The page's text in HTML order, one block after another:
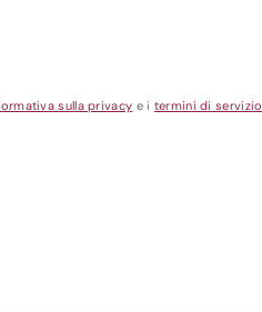
sulla privacy e i termini di servizio